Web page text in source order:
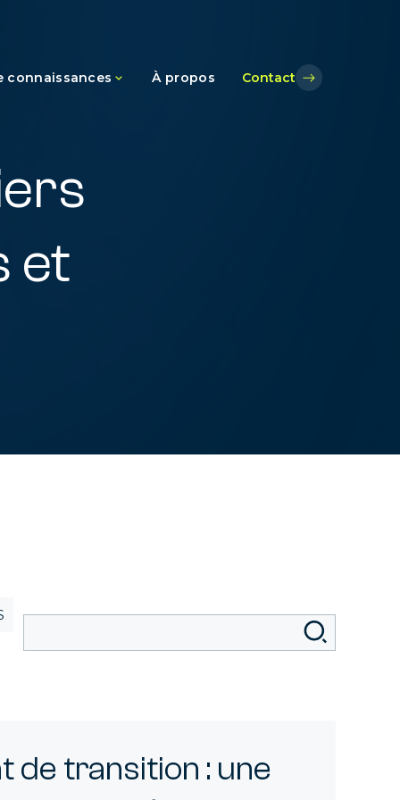
connaissances À propos Contact
et
de transition : une